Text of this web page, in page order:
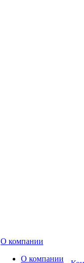
О компании
О компании